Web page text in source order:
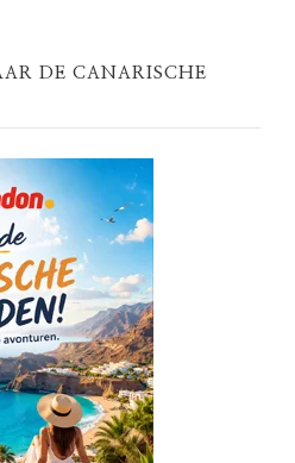
DE CANARISCHE